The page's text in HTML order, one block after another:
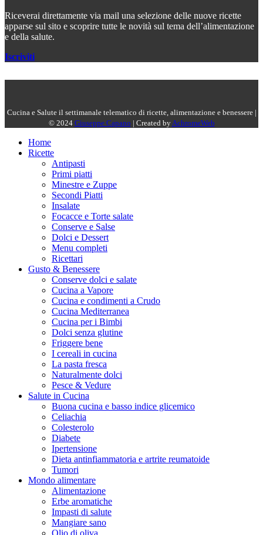
Riceverai direttamente via mail una selezione delle nuove ricette
apparse sul sito e scoprire tutte le novità sul tema dell’alimentazione
e della salute.
Iscriviti
Cucina e Salute il settimanale telematico di ricette, alimentazione e benessere |
© 2024 Giuseppe Capano | Created by AchromeWeb
Home
Ricette
Antipasti
Primi piatti
Minestre e Zuppe
Secondi Piatti
Insalate
Focacce e Torte salate
Conserve e Salse
Dolci e Dessert
Menu completi
Ricettari
Gusto & Benessere
Conserve dolci e salate
Cucina a Vapore
Cucina e condimenti a Crudo
Cucina Mediterranea
Cucina per i Bimbi
Dolci senza glutine
Friggere bene
I cereali in cucina
La pasta fresca
Naturalmente dolci
Pesce & Vedure
Salute in Cucina
Buona cucina e basso indice glicemico
Celiachia
Colesterolo
Diabete
Ipertensione
Dieta antinfiammatoria e artrite reumatoide
Tumori
Mondo alimentare
Alimentazione
Erbe aromatiche
Impasti di salute
Mangiare sano
Olio di oliva